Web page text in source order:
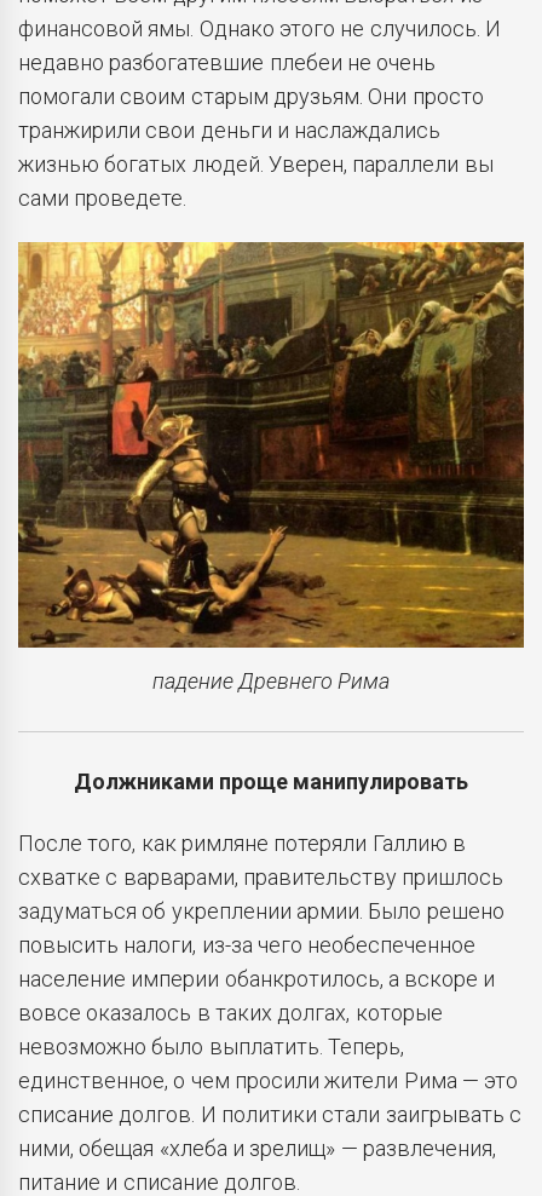
финансовой ямы. Однако этого не случилось. И
недавно разбогатевшие плебеи не очень
помогали своим старым друзьям. Они просто
транжирили свои деньги и наслаждались
жизнью богатых людей. Уверен, параллели вы
сами проведете.
падение Древнего Рима
Должниками проще манипулировать
После того, как римляне потеряли Галлию в
схватке с варварами, правительству пришлось
задуматься об укреплении армии. Было решено
повысить налоги, из-за чего необеспеченное
население империи обанкротилось, а вскоре и
вовсе оказалось в таких долгах, которые
невозможно было выплатить. Теперь,
единственное, о чем просили жители Рима — это
списание долгов. И политики стали заигрывать с
ними, обещая «хлеба и зрелищ» — развлечения,
питание и списание долгов.